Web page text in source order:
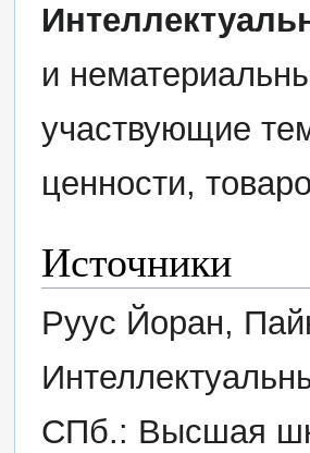
и
участвующие
ценности,
Источники
Руус Йоран,
СПб.: Высшая